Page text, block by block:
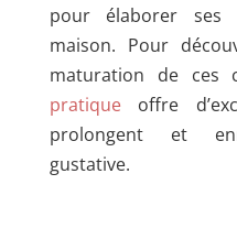
pour élaborer ses
maison. Pour
maturation de ces
pratiqueoffre
prolongent et
gustative.